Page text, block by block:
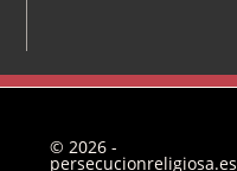
© 2026 -
persecucionreligiosa.es